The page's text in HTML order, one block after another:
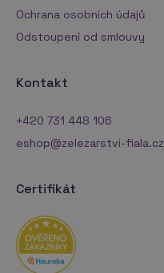
Ochrana osobních údajů
Odstoupení od smlouvy
Kontakt
+420 731 448 106
eshop@zelezarstvi-fiala.cz
Certifikát